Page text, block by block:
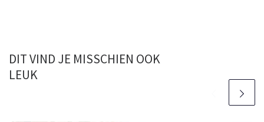
DIT VIND JE MISSCHIEN OOK
LEUK